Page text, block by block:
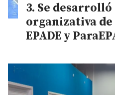
Se
organizativa de
EPADE y